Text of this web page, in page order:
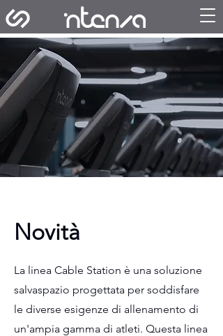
Novità
La linea Cable Station è una soluzione
salvaspazio progettata per soddisfare
le diverse esigenze di allenamento di
un'ampia gamma di atleti. Questa linea